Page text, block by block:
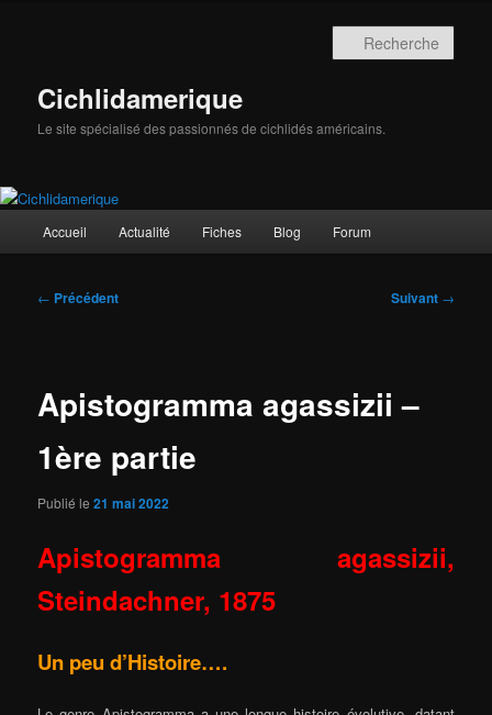
Cichlidamerique
Le site spécialisé des passionnés de cichlidés américains.
principal
Accueil Actualité Fiches Blog Forum
Navigation
← Précédent Suivant →
Apistogramma agassizii –
1ère partie
Publié le21 mai 2022
Apistogramma agassizii,
Steindachner, 1875
Un peu d’Histoire….